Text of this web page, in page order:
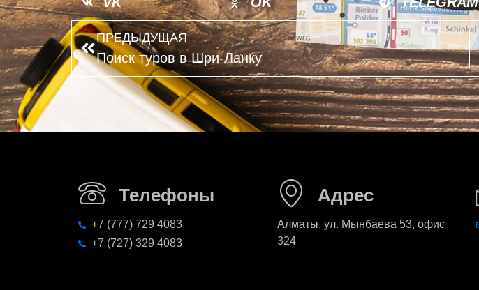
ПРЕДЫДУЩАЯ
Поиск туров в Шри-Ланку
Телефоны
+7 (777) 729 4083
+7 (727) 329 4083
Адрес
Алматы, ул. Мынбаева 53, офис
324